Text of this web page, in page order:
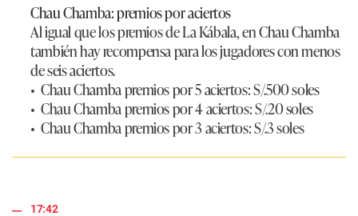
Chau Chamba: premios por aciertos
Al igual que los premios de La Kábala, en Chau Chamba
también hay recompensa para los jugadores con menos
de seis aciertos.
• Chau Chamba premios por 5 aciertos: S/.500 soles
• Chau Chamba premios por 4 aciertos: S/.20 soles
• Chau Chamba premios por 3 aciertos: S/.3 soles
17:42